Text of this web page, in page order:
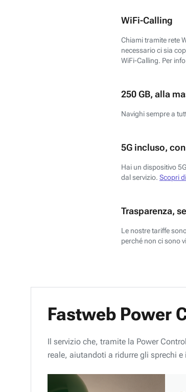
WiFi-Calling
Chiami tramite rete
necessario ci sia
WiFi-Calling. Per
250 GB, alla
Navighi sempre a
5G incluso,
Hai un dispositivo
dal servizio. Scopri
Trasparenza,
Le nostre tariffe
perché non ci sono
Fastweb Power
Il servizio che, tramite la Power
reale, aiutandoti a ridurre gli sprechi